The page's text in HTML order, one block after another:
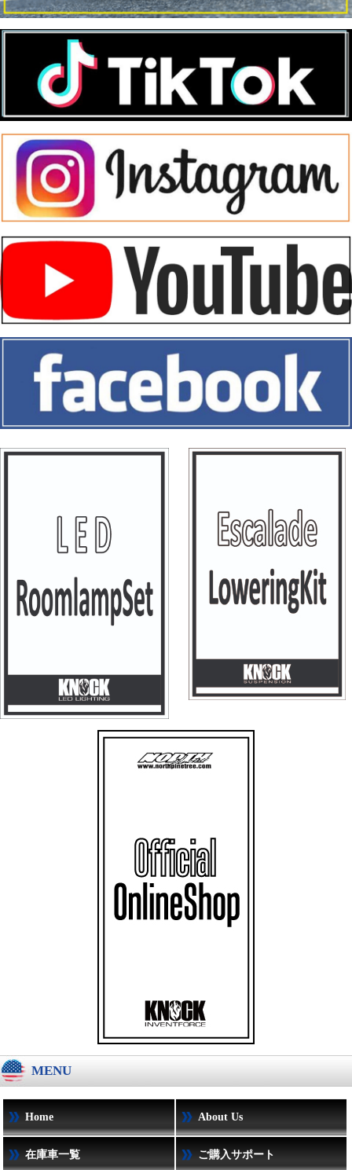
MENU
Home About Us
在庫車一覧 ご購入サポート